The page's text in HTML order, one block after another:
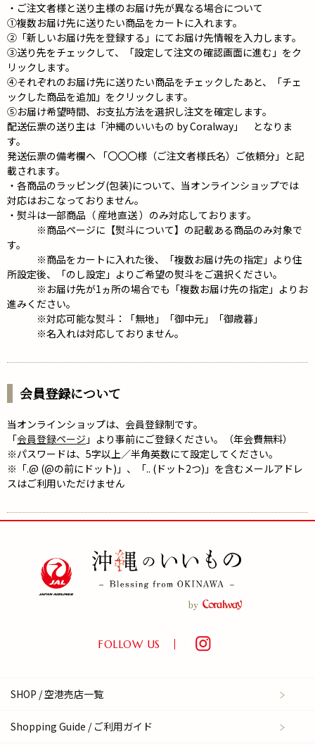
・ご注文者様と送り主様のお届け先が異なる場合について
①複数お届け先に送りたい商品をカートに入れます。
②「新しいお届け先を登録する」にてお届け先情報を入力します。
③送り先をチェックして、「設定して注文の確認画面に進む」をク
リックします。
④それぞれのお届け先に送りたい商品をチェックしたあと、「チェ
ックした商品を追加」をクリックします。
⑤お届け希望時間、お支払方法を選択し注文を確定します。
配送伝票の送り主は「沖縄のいいもの by Coralway」 となりま
す。
発送伝票の備考欄へ 「〇〇〇様（ご注文者様氏名）ご依頼分」と記
載されます。
・各商品のラッピング(包装)について、当オンラインショップでは
対応はおこなっておりません。
・熨斗は一部商品（ 産地直送 ）のみ対応しております。
※商品ページに【熨斗について】の記載ある商品のみ対象で
す。
※商品をカートに入れた後、「複数お届け先の指定」より住
所設定後、「のし設定」よりご希望の熨斗をご選択ください。
※お届け先が1ヵ所の場合でも「複数お届け先の指定」よりお
進みください。
※対応可能な熨斗：「無地」「御中元」「御歳暮」
※名入れは対応しておりません。
会員登録について
当オンラインショップは、会員登録制です。
「会員登録ページ 」より事前にご登録ください。（年会費無料）
※パスワードは、5字以上／半角英数にて設定してください。
※「.@ (@の前にドット)」、「.. (ドット2つ)」を含むメールアドレ
スはご利用いただけません
FOLLOW US
SHOP / 空港売店一覧
Shopping Guide / ご利用ガイド